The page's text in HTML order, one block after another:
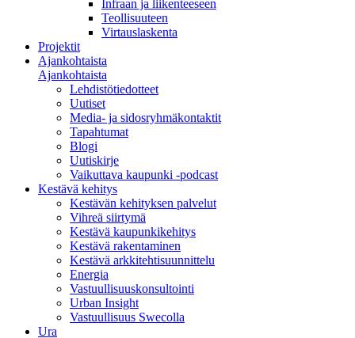
Infraan ja liikenteeseen
Teollisuuteen
Virtauslaskenta
Projektit
Ajankohtaista
Ajankohtaista
Lehdistötiedotteet
Uutiset
Media- ja sidosryhmäkontaktit
Tapahtumat
Blogi
Uutiskirje
Vaikuttava kaupunki -podcast
Kestävä kehitys
Kestävän kehityksen palvelut
Vihreä siirtymä
Kestävä kaupunkikehitys
Kestävä rakentaminen
Kestävä arkkitehtisuunnittelu
Energia
Vastuullisuuskonsultointi
Urban Insight
Vastuullisuus Swecolla
Ura